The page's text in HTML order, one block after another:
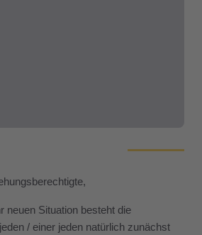
neuen Situation besteht die
/ einer jeden natürlich zunächst